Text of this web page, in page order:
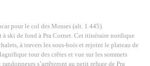
pour le col des Mosses (alt. 1 445).
à ski de fond à Pra Cornet. Cet itinéraire nordique
à travers les sous-bois et rejoint le plateau de
tour des crêtes et vue sur les sommets
s’arrêteront au petit refuge de Pra